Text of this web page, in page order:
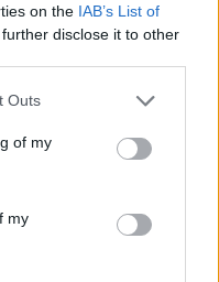
on the IAB’s List of
disclose it to other
Outs
of my
my
σήμερα να
βασικά επιτόκια της
επιβεβαιώνουν